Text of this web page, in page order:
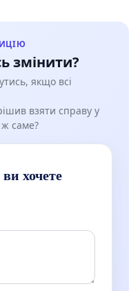
змінити?
якщо всі
взяти справу у
ж саме?
хочете